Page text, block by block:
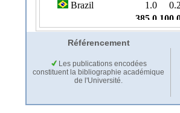
Référencement
Les publications encodées
constituent la bibliographie académique
de l'Université.